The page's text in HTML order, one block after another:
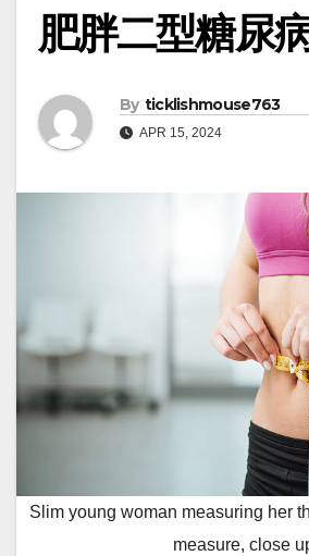
肥胖二型糖尿
By ticklishmouse763
APR 15, 2024
Slim young woman measuring her
measure, close